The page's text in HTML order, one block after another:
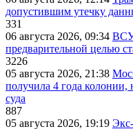
допустившим утечку
331
06 августа 2026, 09:34 ВСУ
предварительной целью
3226
05 августа 2026, 21:38
получила 4 года колонии,
суда
887
05 августа 2026, 19:19